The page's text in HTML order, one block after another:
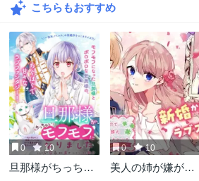
第4.1話
第3.1話
8ヶ月前
第2.2話
9ヶ月前
第2.1話
9ヶ月前
第1.2話
9ヶ月前
第1話
11ヶ月前
こちらもおすすめ
0 10
旦那様がちっちゃ
0 10
美人の姉が嫌がっ